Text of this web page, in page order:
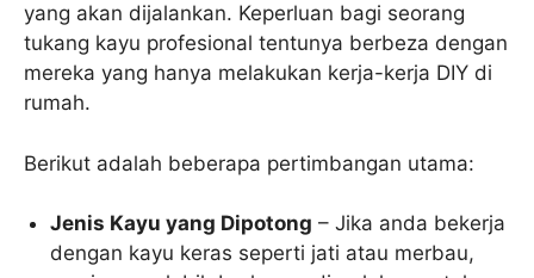
yang akan dijalankan. Keperluan bagi seorang
tukang kayu profesional tentunya berbeza dengan
mereka yang hanya melakukan kerja-kerja DIY di
rumah.
Berikut adalah beberapa pertimbangan utama:
Jenis Kayu yang Dipotong – Jika anda bekerja
dengan kayu keras seperti jati atau merbau,